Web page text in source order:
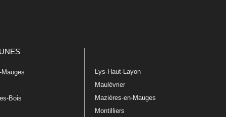
Mauges
Bois
Lys-Haut-Layon
Maulévrier
Mazières-en-Mauges
Montilliers